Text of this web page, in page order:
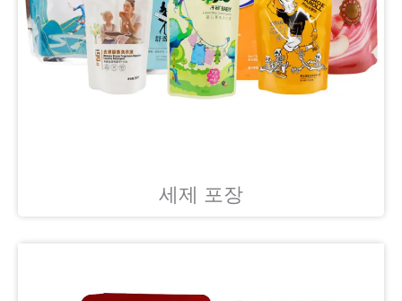
세제 포장